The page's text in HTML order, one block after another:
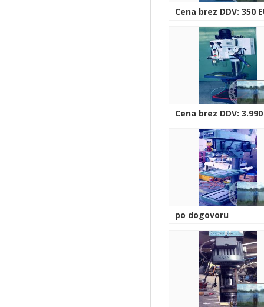
Cena brez DDV: 350
Cena brez DDV: 3.990
po dogovoru